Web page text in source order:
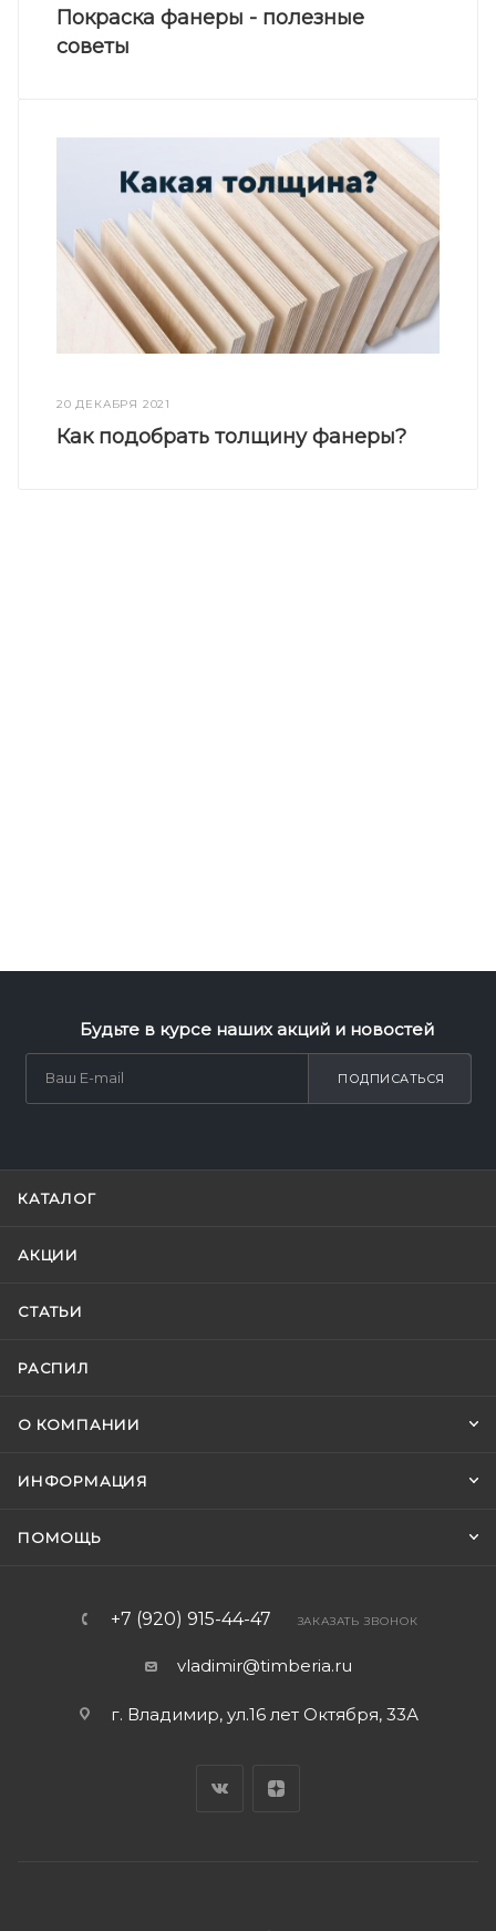
Покраска фанеры - полезные
советы
20 ДЕКАБРЯ 2021
Как подобрать толщину фанеры?
Будьте в курсе наших акций и новостей
ПОДПИСАТЬСЯ
КАТАЛОГ
АКЦИИ
СТАТЬИ
РАСПИЛ
О КОМПАНИИ
ИНФОРМАЦИЯ
ПОМОЩЬ
+7 (920) 915-44-47 ЗАКАЗАТЬ ЗВОНОК
vladimir@timberia.ru
г. Владимир, ул.16 лет Октября, 33А